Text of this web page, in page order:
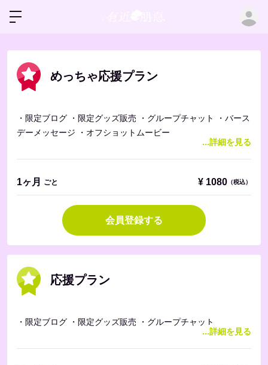
めっちゃ応援プラン
・限定ブログ ・限定グッズ販売 ・グループチャット ・バース
デーメッセージ ・オフショットムービー
...詳細を見る
1ヶ月 ごと ¥ 1080 （税込）
会員登録する
応援プラン
・限定ブログ ・限定グッズ販売 ・グループチャット
...詳細を見る